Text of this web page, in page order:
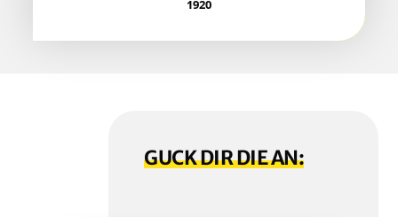
1920
GUCK DIR DIE AN: